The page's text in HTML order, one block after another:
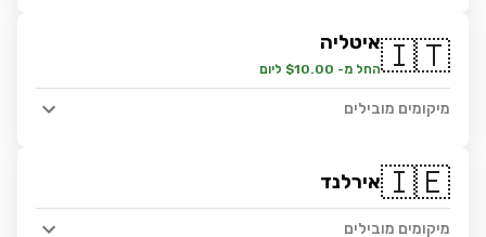
🇮🇹איטליה
החל מ- $10.00 ליום
מיקומים מובילים
🇮🇪אירלנד
מיקומים מובילים